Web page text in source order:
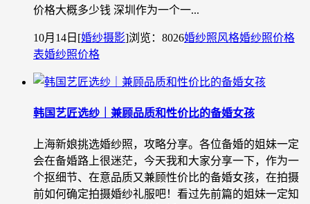
价格大概多少钱 深圳作为一个一...
10月14日 [婚纱摄影]浏览：8026婚纱照风格婚纱照价格
表婚纱照价格
韩国艺匠选纱｜兼顾品质和性价比的备婚女孩
上海新娘挑选婚纱照，攻略分享。各位备婚的姐妹一定
会在备婚路上很迷茫，今天我和大家分享一下，作为一
个抠细节、在意品质又兼顾性价比的备婚女孩，在拍摄
前如何确定拍摄婚纱礼服吧！看过先前篇的姐妹一定知